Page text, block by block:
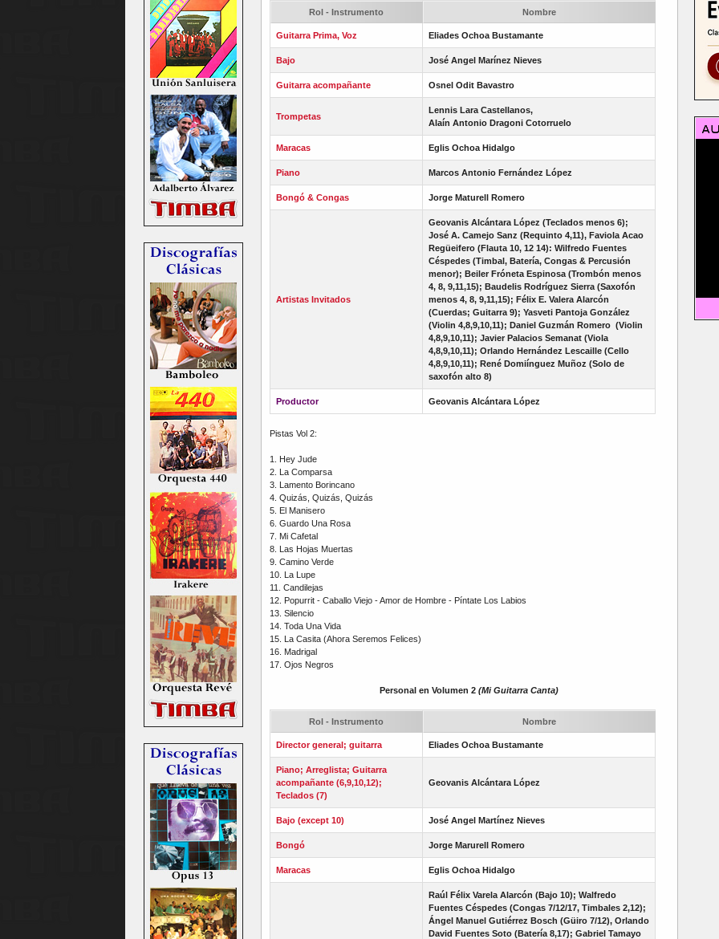
Rol - Instrumento Nombre
Guitarra Prima, Voz Eliades Ochoa Bustamante
Bajo José Angel Marínez Nieves
Guitarra acompañante Osnel Odit Bavastro
Trompetas
Lennis Lara Castellanos,
Alaín Antonio Dragoni Cotorruelo
Maracas Eglis Ochoa Hidalgo
Piano Marcos Antonio Fernández López
Bongó & Congas Jorge Maturell Romero
Artistas Invitados
Geovanis Alcántara López (Teclados menos 6);
José A. Camejo Sanz (Requinto 4,11), Faviola Acao
Regüeifero (Flauta 10, 12 14): Wilfredo Fuentes
Céspedes (Timbal, Batería, Congas & Percusión
menor); Beiler Fróneta Espinosa (Trombón menos
4, 8, 9,11,15); Baudelis Rodríguez Sierra (Saxofón
menos 4, 8, 9,11,15); Félix E. Valera Alarcón
(Cuerdas; Guitarra 9); Yasveti Pantoja González
(Violin 4,8,9,10,11); Daniel Guzmán Romero (Violin
4,8,9,10,11); Javier Palacios Semanat(Viola
4,8,9,10,11); Orlando Hernández Lescaille (Cello
4,8,9,10,11); René Domiínguez Muñoz (Solo de
saxofón alto 8)
Productor Geovanis Alcántara López
Pistas Vol 2:
1. Hey Jude
2. La Comparsa
3. Lamento Borincano
4. Quizás, Quizás, Quizás
5. El Manisero
6. Guardo Una Rosa
7. Mi Cafetal
8. Las Hojas Muertas
9. Camino Verde
10. La Lupe
11. Candilejas
12. Popurrit - Caballo Viejo - Amor de Hombre - Píntate Los Labios
13. Silencio
14. Toda Una Vida
15. La Casita (Ahora Seremos Felices)
16. Madrigal
17. Ojos Negros
Personal en Volumen 2 (Mi Guitarra Canta)
Rol - Instrumento Nombre
Director general; guitarra Eliades Ochoa Bustamante
Piano; Arreglista; Guitarra
acompañante (6,9,10,12);
Teclados (7)
Geovanis Alcántara López
Bajo (except 10) José Angel Martínez Nieves
Bongó Jorge Marurell Romero
Maracas Eglis Ochoa Hidalgo
Raúl Félix Varela Alarcón (Bajo 10); Walfredo
Fuentes Céspedes (Congas 7/12/17, Timbales 2,12);
Ángel Manuel Gutiérrez Bosch (Güiro 7/12), Orlando
David Fuentes Soto (Batería 8,17); Gabriel Tamayo